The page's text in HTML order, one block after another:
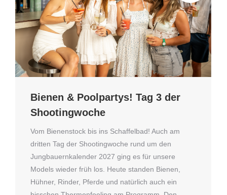
Bienen & Poolpartys! Tag 3 der
Shootingwoche
Vom Bienenstock bis ins Schaffelbad! Auch am
dritten Tag der Shootingwoche rund um den
Jungbauernkalender 2027 ging es für unsere
Models wieder früh los. Heute standen Bienen,
Hühner, Rinder, Pferde und natürlich auch ein